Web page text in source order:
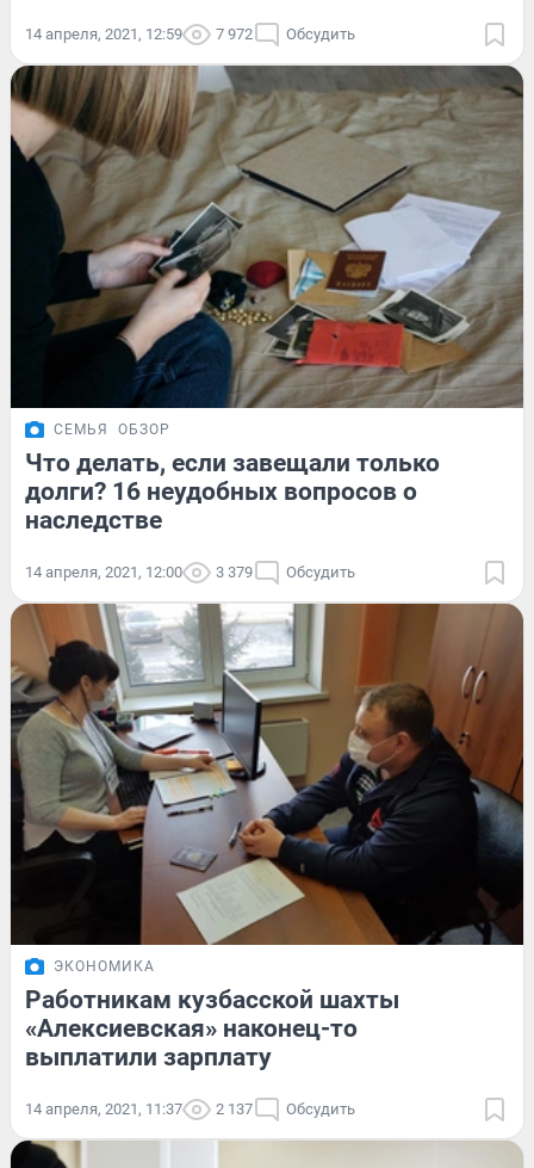
14 апреля, 2021, 12:59 7 972 Обсудить
СЕМЬЯ ОБЗОР
Что делать, если завещали только
долги? 16 неудобных вопросов о
наследстве
14 апреля, 2021, 12:00 3 379 Обсудить
ЭКОНОМИКА
Работникам кузбасской шахты
«Алексиевская» наконец-то
выплатили зарплату
14 апреля, 2021, 11:37 2 137 Обсудить